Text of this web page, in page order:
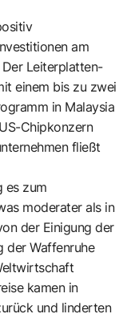
am
Leiterplatten-
einem bis zu zwei
in Malaysia
Chipkonzern
fließt
es zum
moderater als in
der Einigung der
der Waffenruhe
kamen in
und linderten